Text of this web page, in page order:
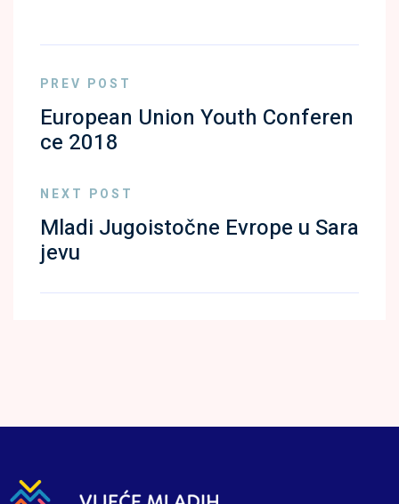
PREV POST
European Union Youth Conferen
ce 2018
NEXT POST
Mladi Jugoistočne Evrope u Sara
jevu